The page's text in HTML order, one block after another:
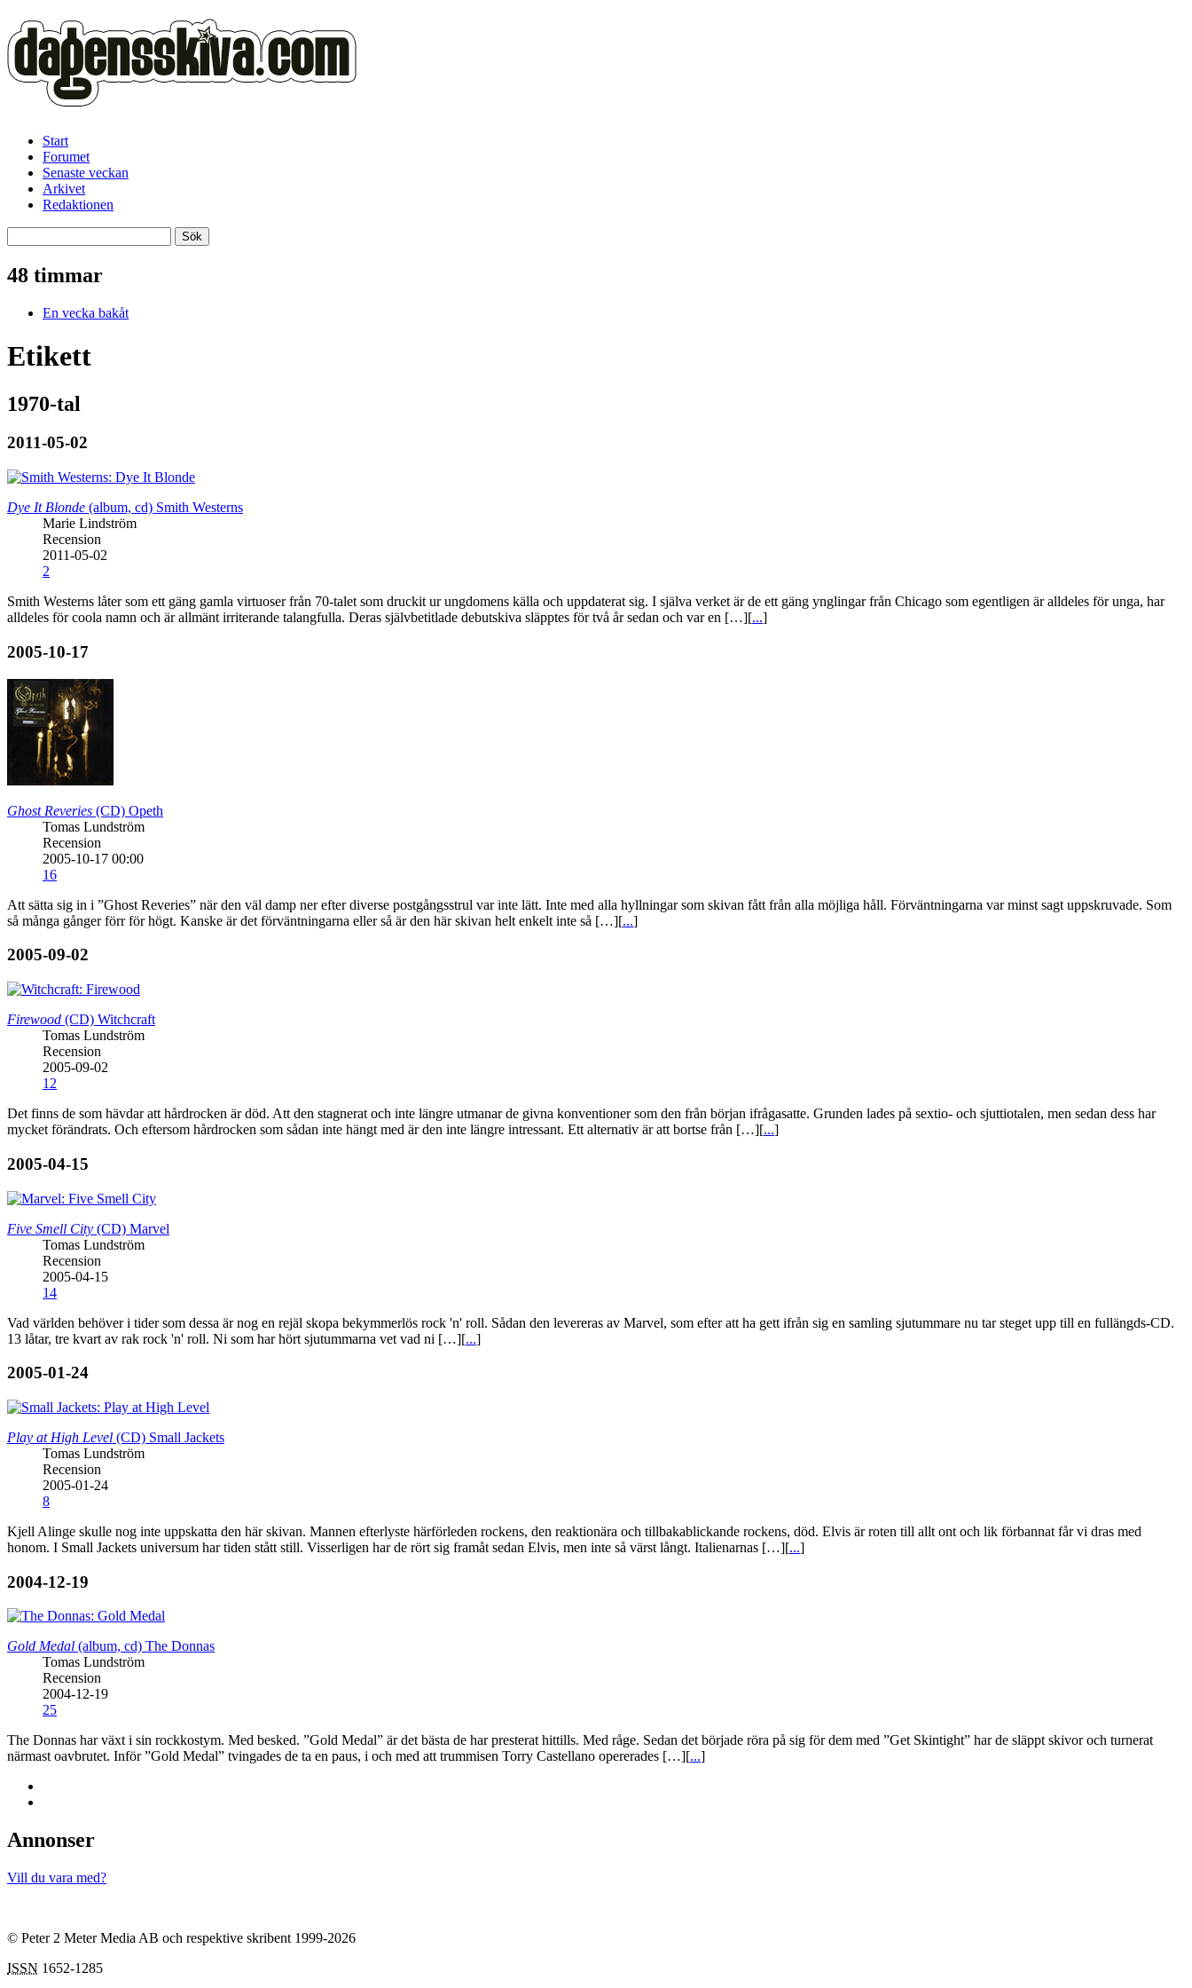
Start
Forumet
Senaste veckan
Arkivet
Redaktionen
48 timmar
En vecka bakåt
Etikett
1970-tal
2011-05-02
Dye It Blonde (album, cd) Smith Westerns
Marie Lindström
Recension
2011-05-02
2
Smith Westerns låter som ett gäng gamla virtuoser från 70-talet som druckit ur ungdomens källa och uppdaterat sig. I själva verket är de ett gäng ynglingar från Chicago som egentligen är alldeles för unga, har
alldeles för coola namn och är allmänt irriterande talangfulla. Deras självbetitlade debutskiva släpptes för två år sedan och var en […][...]
2005-10-17
Ghost Reveries (CD) Opeth
Tomas Lundström
Recension
2005-10-17 00:00
16
Att sätta sig in i ”Ghost Reveries” när den väl damp ner efter diverse postgångsstrul var inte lätt. Inte med alla hyllningar som skivan fått från alla möjliga håll. Förväntningarna var minst sagt uppskruvade. Som
så många gånger förr för högt. Kanske är det förväntningarna eller så är den här skivan helt enkelt inte så […][...]
2005-09-02
Firewood (CD) Witchcraft
Tomas Lundström
Recension
2005-09-02
12
Det finns de som hävdar att hårdrocken är död. Att den stagnerat och inte längre utmanar de givna konventioner som den från början ifrågasatte. Grunden lades på sextio- och sjuttiotalen, men sedan dess har
mycket förändrats. Och eftersom hårdrocken som sådan inte hängt med är den inte längre intressant. Ett alternativ är att bortse från […][...]
2005-04-15
Five Smell City (CD) Marvel
Tomas Lundström
Recension
2005-04-15
14
Vad världen behöver i tider som dessa är nog en rejäl skopa bekymmerlös rock 'n' roll. Sådan den levereras av Marvel, som efter att ha gett ifrån sig en samling sjutummare nu tar steget upp till en fullängds-CD.
13 låtar, tre kvart av rak rock 'n' roll. Ni som har hört sjutummarna vet vad ni […][...]
2005-01-24
Play at High Level (CD) Small Jackets
Tomas Lundström
Recension
2005-01-24
8
Kjell Alinge skulle nog inte uppskatta den här skivan. Mannen efterlyste härförleden rockens, den reaktionära och tillbakablickande rockens, död. Elvis är roten till allt ont och lik förbannat får vi dras med
honom. I Small Jackets universum har tiden stått still. Visserligen har de rört sig framåt sedan Elvis, men inte så värst långt. Italienarnas […][...]
2004-12-19
Gold Medal (album, cd) The Donnas
Tomas Lundström
Recension
2004-12-19
25
The Donnas har växt i sin rockkostym. Med besked. ”Gold Medal” är det bästa de har presterat hittills. Med råge. Sedan det började röra på sig för dem med ”Get Skintight” har de släppt skivor och turnerat
närmast oavbrutet. Inför ”Gold Medal” tvingades de ta en paus, i och med att trummisen Torry Castellano opererades […][...]
Annonser
Vill du vara med?
© Peter 2 Meter Media AB och respektive skribent 1999-2026
ISSN 1652-1285